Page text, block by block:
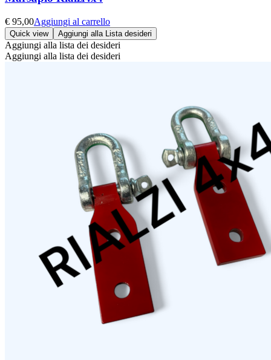
€ 95,00Aggiungi al carrello
Quick view Aggiungi alla Lista desideri
Aggiungi alla lista dei desideri
Aggiungi alla lista dei desideri